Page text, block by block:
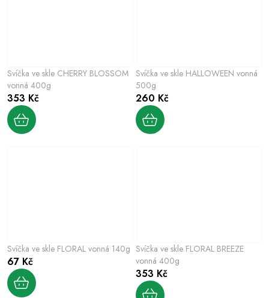
Svíčka ve skle CHERRY BLOSSOM
vonná 400g
353 Kč
Svíčka ve skle HALLOWEEN vonná
500g
260 Kč
Svíčka ve skle FLORAL vonná 140g
67 Kč
Svíčka ve skle FLORAL BREEZE
vonná 400g
353 Kč